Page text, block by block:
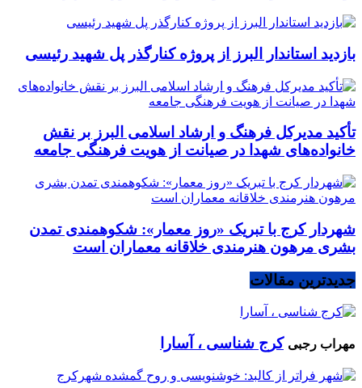
بازدید استاندار البرز از پروژه کنارگذر پل شهید رئیسی
تأکید مدیرکل فرهنگ و ارشاد اسلامی البرز بر نقش
خانواده‌های شهدا در صیانت از هویت فرهنگی جامعه
شهردار کرج با تبریک «روز معمار»: شکوهمندی تمدن
بشری مرهون هنرمندی خلاقانه معماران است
جدیدترین مقالات
مهراب رجبی کرج شناسی ، آسارا